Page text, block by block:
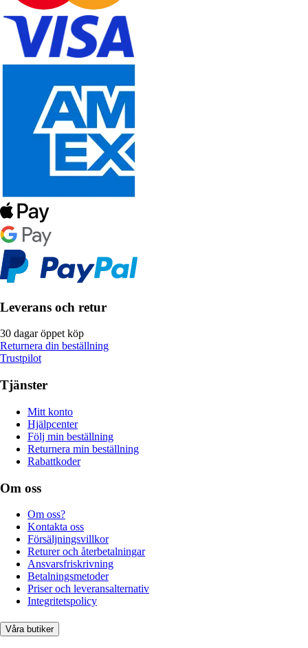
Leverans och retur
30 dagar öppet köp
Returnera din beställning
Trustpilot
Tjänster
Mitt konto
Hjälpcenter
Följ min beställning
Returnera min beställning
Rabattkoder
Om oss
Om oss?
Kontakta oss
Försäljningsvillkor
Returer och återbetalningar
Ansvarsfriskrivning
Betalningsmetoder
Priser och leveransalternativ
Integritetspolicy
Våra butiker